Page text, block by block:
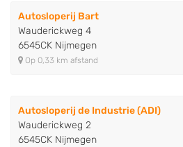
Autosloperij Bart
Wauderickweg 4
6545CK Nijmegen
Op 0,33 km afstand
Autosloperij de Industrie (ADI)
Wauderickweg 2
6545CK Nijmegen